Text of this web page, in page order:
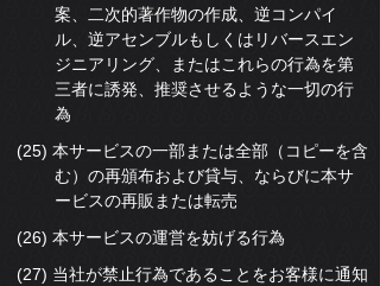
案、二次的著作物の作成、逆コンパイ
ル、逆アセンブルもしくはリバースエン
ジニアリング、またはこれらの行為を第
三者に誘発、推奨させるような一切の行
為
(25) 本サービスの一部または全部（コピーを含
む）の再頒布および貸与、ならびに本サ
ービスの再販または転売
(26) 本サービスの運営を妨げる行為
(27) 当社が禁止行為であることをお客様に通知